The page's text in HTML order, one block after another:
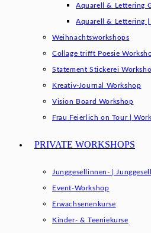
Aquarell & Lettering
Aquarell & Lettering |
Weihnachtsworkshops
Collage trifft Poesie
Statement Stickerei
Kreativ-Journal Workshop
Vision Board Workshop
Frau Feierlich on Tour |
PRIVATE WORKSHOPS
Junggesellinnen- |
Event-Workshop
Erwachsenenkurse
Kinder- & Teeniekurse